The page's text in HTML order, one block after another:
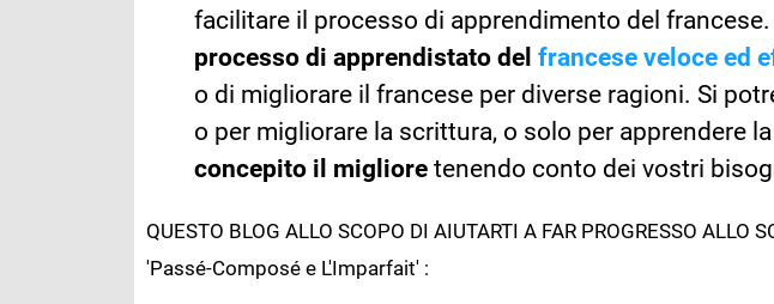
facilitare il processo di apprendimento del
processo di apprendistato del francese veloce ed
o di migliorare il francese per diverse ragioni. Si
o per migliorare la scrittura, o solo per apprendere
concepito il miglioretenendo conto dei vostri
QUESTO BLOG ALLO SCOPO DI AIUTARTI A FAR PROGRESSO
'Passé-Composé e L'Imparfait' :